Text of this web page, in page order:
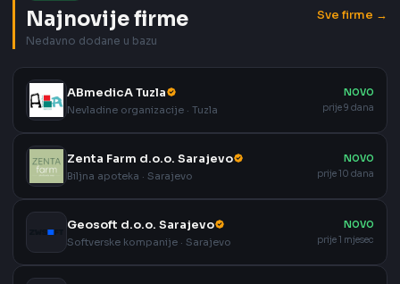
Najnovije firme
Nedavno dodane u bazu
Sve firme →
ABmedicA Tuzla
Nevladine organizacije · Tuzla
NOVO
prije 9 dana
Zenta Farm d.o.o. Sarajevo
Biljna apoteka · Sarajevo
NOVO
prije 10 dana
Geosoft d.o.o. Sarajevo
Softverske kompanije · Sarajevo
NOVO
prije 1 mjesec